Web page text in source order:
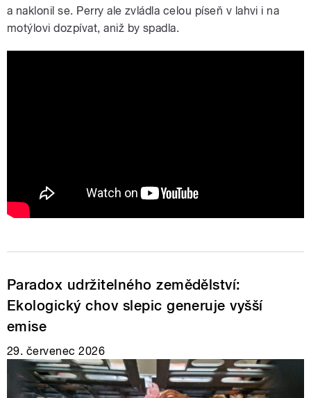
a naklonil se. Perry ale zvládla celou píseň v lahvi i na
motýlovi dozpívat, aniž by spadla.
Paradox udržitelného zemědělství:
Ekologický chov slepic generuje vyšší
emise
29. červenec 2026